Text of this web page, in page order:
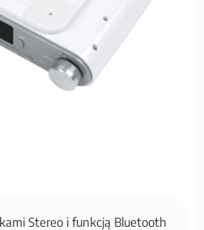
Stereo i funkcją Bluetooth